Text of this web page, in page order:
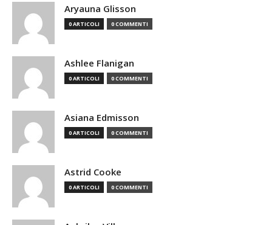
Aryauna Glisson
0 ARTICOLI 0 COMMENTI
Ashlee Flanigan
0 ARTICOLI 0 COMMENTI
Asiana Edmisson
0 ARTICOLI 0 COMMENTI
Astrid Cooke
0 ARTICOLI 0 COMMENTI